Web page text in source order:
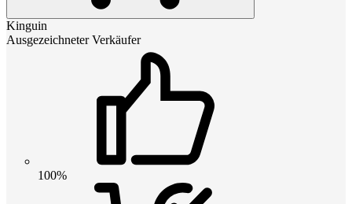
Kinguin
Ausgezeichneter Verkäufer
100%